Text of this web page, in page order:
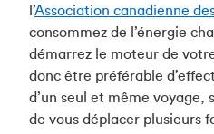
l’Association canadienne
consommez de l’énergie
démarrez le moteur de
donc être préférable
d’un seul et même voyage,
de vous déplacer plusieurs